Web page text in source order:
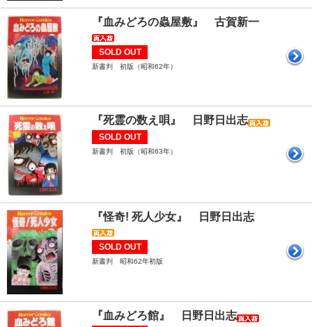
『血みどろの蟲屋敷』 古賀新一
SOLD OUT
新書判 初版（昭和62年）
『死霊の数え唄』 日野日出志
SOLD OUT
新書判 初版（昭和63年）
『怪奇! 死人少女』 日野日出志
SOLD OUT
新書判 昭和62年初版
『血みどろ館』 日野日出志